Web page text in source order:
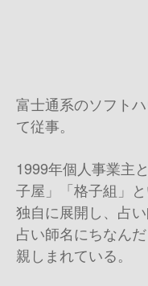
富士通系のソフト
て従事。
1999年個人事業主
子屋」「格子組」
独自に展開し、占
占い師名にちなん
親しまれている。